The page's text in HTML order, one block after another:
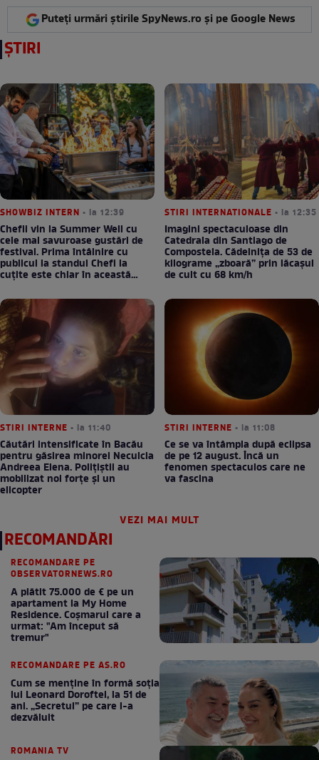
Puteți urmări știrile SpyNews.ro și pe Google News
ȘTIRI
SHOWBIZ INTERN • la 12:39
Chefii vin la Summer Well cu
cele mai savuroase gustări de
festival. Prima întâlnire cu
publicul la standul Chefi la
cuțite este chiar în această
STIRI INTERNATIONALE • la 12:35
Imagini spectaculoase din
Catedrala din Santiago de
Compostela. Cădelnița de 53 de
kilograme „zboară” prin lăcașul
de cult cu 68 km/h
STIRI INTERNE • la 11:40
Căutări intensificate în Bacău
pentru găsirea minorei Neculcia
Andreea Elena. Polițiștii au
mobilizat noi forțe și un
elicopter
STIRI INTERNE • la 11:08
Ce se va întâmpla după eclipsa
de pe 12 august. Încă un
fenomen spectaculos care ne
va fascina
VEZI MAI MULT
RECOMANDĂRI
RECOMANDARE PE
OBSERVATORNEWS.RO
A plătit 75.000 de € pe un
apartament la My Home
Residence. Coşmarul care a
urmat: "Am început să
tremur"
RECOMANDARE PE AS.RO
Cum se menţine în formă soţia
lui Leonard Doroftei, la 51 de
ani. „Secretul” pe care l-a
dezvăluit
ROMANIA TV